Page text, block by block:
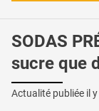
SODAS
sucre que
Actualité publiée il y